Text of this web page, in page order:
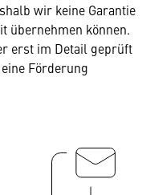
wir keine Garantie
übernehmen können.
erst im Detail geprüft
Förderung